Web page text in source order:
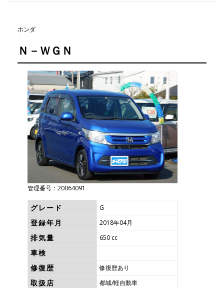
ホンダ
Ｎ－ＷＧＮ
管理番号：20064091
グレード G
登録年月 2018年04月
排気量 650 cc
車検
修復歴
修復歴あり
取扱店 都城/軽自動車